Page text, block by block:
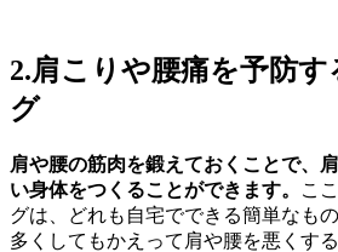
2.肩こりや腰痛を予防
グ
肩や腰の筋肉を鍛えておくことで、
い身体をつくることができます。
こ
グは、どれも自宅でできる簡単なも
多くしてもかえって肩や腰を悪くす